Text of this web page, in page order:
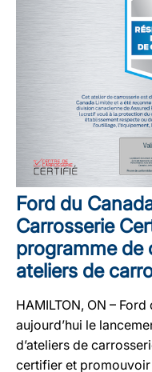
Ford du
Carrosserie
programme de
ateliers de
HAMILTON, ON –
aujourd’hui le
d’ateliers de
certifier et